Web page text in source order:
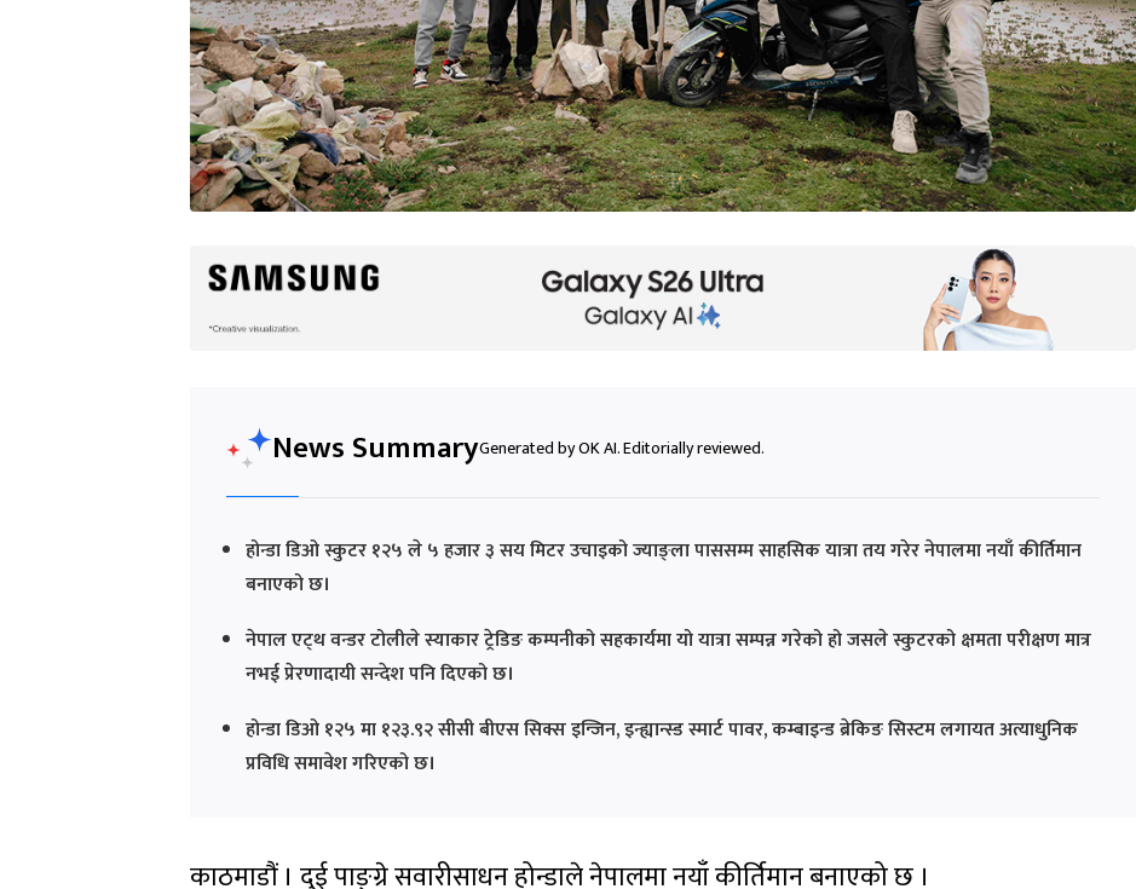
News SummaryGenerated by OK AI. Editorially reviewed.
होन्डा डिओ स्कुटर १२५ ले ५ हजार ३ सय मिटर उचाइको ज्याङ्ला पाससम्म साहसिक यात्रा तय गरेर नेपालमा नयाँ कीर्तिमान
बनाएको छ।
नेपाल एट्थ वन्डर टोलीले स्याकार ट्रेडिङ कम्पनीको सहकार्यमा यो यात्रा सम्पन्न गरेको हो जसले स्कुटरको क्षमता परीक्षण मात्र
नभई प्रेरणादायी सन्देश पनि दिएको छ।
होन्डा डिओ १२५ मा १२३.९२ सीसी बीएस सिक्स इन्जिन, इन्ह्यान्स्ड स्मार्ट पावर, कम्बाइन्ड ब्रेकिङ सिस्टम लगायत अत्याधुनिक
प्रविधि समावेश गरिएको छ।
काठमाडौं । दुई पाङ्ग्रे सवारीसाधन होन्डाले नेपालमा नयाँ कीर्तिमान बनाएको छ ।